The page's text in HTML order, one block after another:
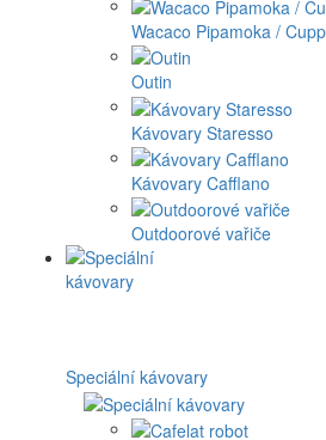
Wacaco Pipamoka /
Outin
Kávovary Staresso
Kávovary Cafflano
Outdoorové vařiče
Speciální kávovary